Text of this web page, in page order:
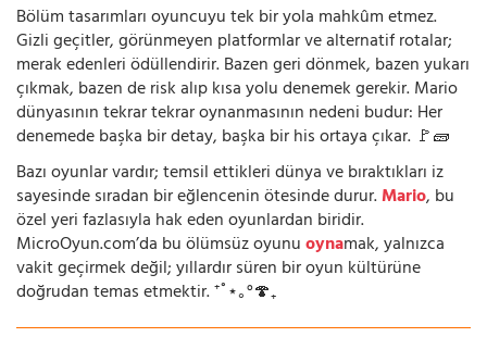
Bölüm tasarımları oyuncuyu tek bir yola mahkûm etmez.
Gizli geçitler, görünmeyen platformlar ve alternatif rotalar;
merak edenleri ödüllendirir. Bazen geri dönmek, bazen yukarı
çıkmak, bazen de risk alıp kısa yolu denemek gerekir. Mario
dünyasının tekrar tekrar oynanmasının nedeni budur: Her
denemede başka bir detay, başka bir his ortaya çıkar. 🚩🧱
Bazı oyunlar vardır; temsil ettikleri dünya ve bıraktıkları iz
sayesinde sıradan bir eğlencenin ötesinde durur.Mario, bu
özel yeri fazlasıyla hak eden oyunlardan biridir.
MicroOyun.com’da bu ölümsüz oyunuoynamak, yalnızca
vakit geçirmek değil; yıllardır süren bir oyun kültürüne
doğrudan temas etmektir. ⁺˚⋆｡°🍄₊